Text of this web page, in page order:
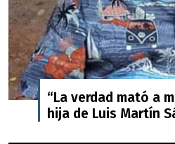
“La verdad mató a
hija de Luis Martín